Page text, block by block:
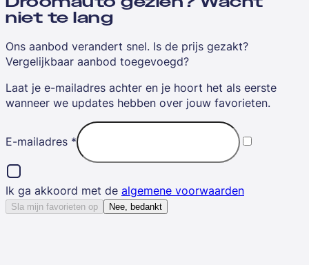
niet te lang
Ons aanbod verandert snel. Is de prijs gezakt?
Vergelijkbaar aanbod toegevoegd?
Laat je e-mailadres achter en je hoort het als eerste
wanneer we updates hebben over jouw favorieten.
E-mailadres *
Ik ga akkoord met de algemene voorwaarden
Sla mijn favorieten op Nee, bedankt